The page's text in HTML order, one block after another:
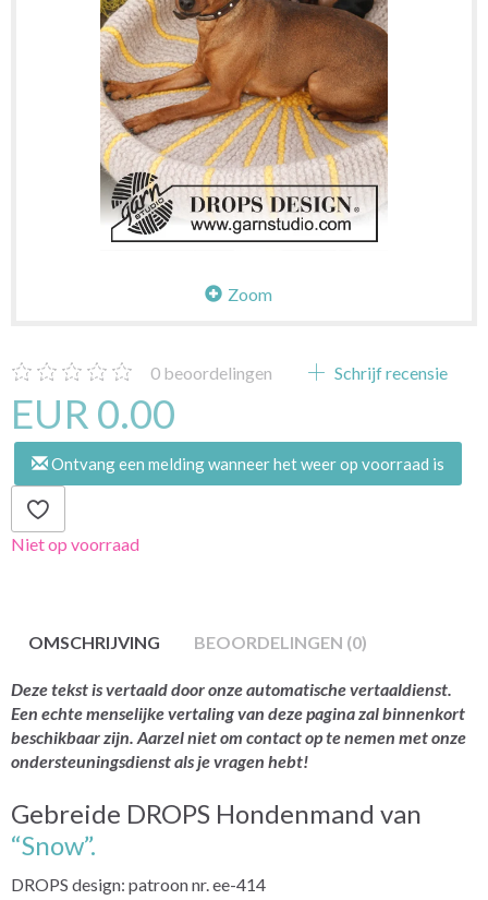
Zoom
0 beoordelingen Schrijf recensie
EUR 0.00
Ontvang een melding wanneer het weer op voorraad is
Niet op voorraad
OMSCHRIJVING BEOORDELINGEN (0)
Deze tekst is vertaald door onze automatische vertaaldienst.
Een echte menselijke vertaling van deze pagina zal binnenkort
beschikbaar zijn. Aarzel niet om contact op te nemen met onze
ondersteuningsdienst als je vragen hebt!
Gebreide DROPS Hondenmand van
“Snow”.
DROPS design: patroon nr. ee-414